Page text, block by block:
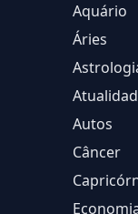
Aquário
Áries
Autos
Câncer